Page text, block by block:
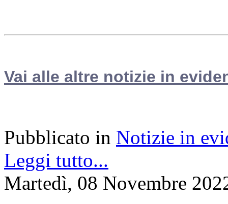
Vai alle altre notizie in
Pubblicato in Notizie in
Leggi tutto...
Martedì, 08 Novembre